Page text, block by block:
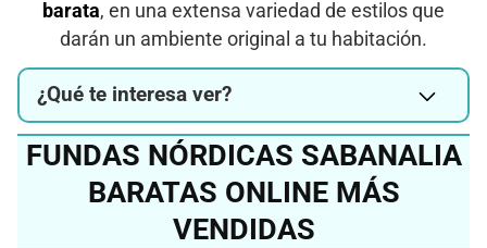
barata, en una extensa variedad de estilos que
darán un ambiente original a tu habitación.
¿Qué te interesa ver?
FUNDAS NÓRDICAS SABANALIA
BARATAS ONLINE MÁS
VENDIDAS